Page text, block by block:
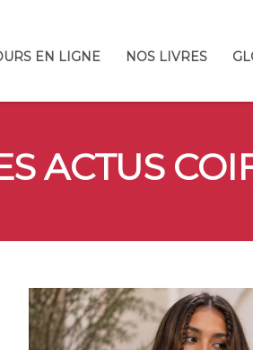
EN LIGNE NOS LIVRES
ACTUS